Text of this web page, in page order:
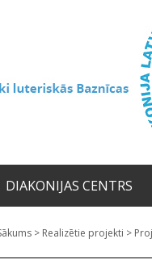
DIAKONIJAS CENTRS
> Realizētie projekti >